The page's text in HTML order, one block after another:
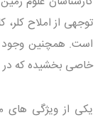
توجهی از املاح
است. همچنین وجود
خاصی بخشیده که در
یکی از ویژگی های